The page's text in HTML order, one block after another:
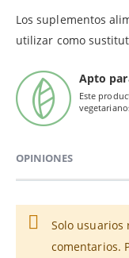
Los suplementos
utilizar como
Apto
Este
OPINIONES
Solo
comentarios.